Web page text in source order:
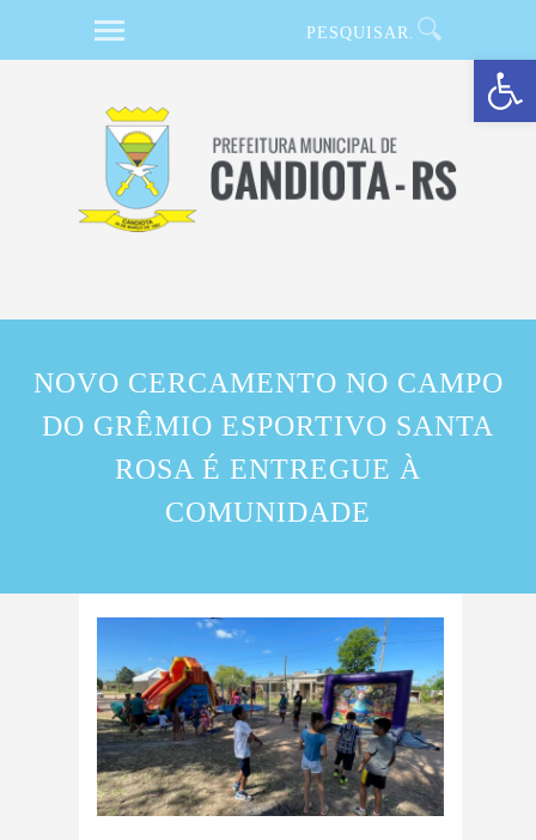
Barra de Ferramentas Aberta
NOVO CERCAMENTO NO CAMPO
DO GRÊMIO ESPORTIVO SANTA
ROSA É ENTREGUE À
COMUNIDADE